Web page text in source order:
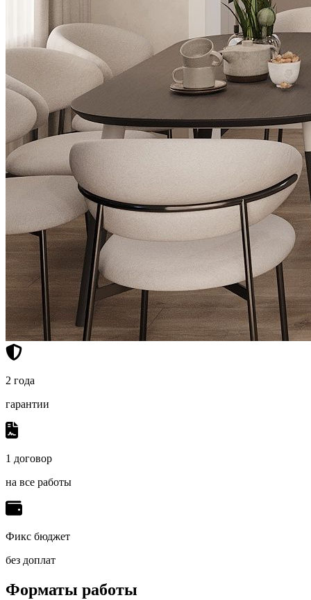
2 года
гарантии
1 договор
на все работы
Фикс бюджет
без доплат
Форматы работы